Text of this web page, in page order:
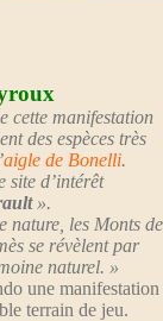
cette manifestation
des espèces très
aigle de Bonelli.
site d’intérêt
».
nature, les Monts de
se révèlent par
naturel. »
une manifestation
terrain de jeu.